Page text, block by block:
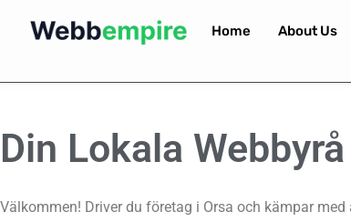
Home About Us
Din Lokala
Välkommen! Driver du företag i Orsa och kämpar